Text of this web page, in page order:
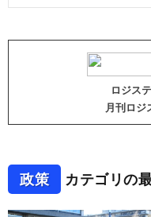
ロジス
月刊ロジ
政策 カテゴリの